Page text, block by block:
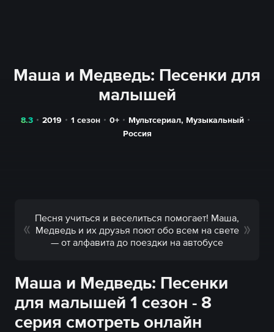
Маша и Медведь: Песенки для
малышей
8.3 2019 1 сезон 0+ Мультсериал, Музыкальный
Россия
Песня учиться и веселиться помогает! Маша,
Медведь и их друзья поют обо всем на свете
— от алфавита до поездки на автобусе
Маша и Медведь: Песенки
для малышей 1 сезон - 8
серия смотреть онлайн